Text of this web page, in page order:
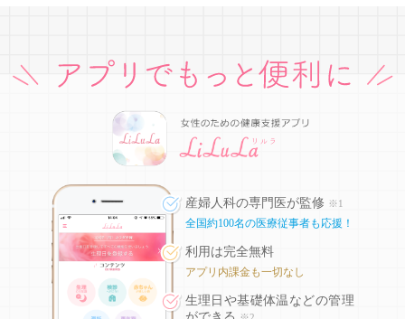
産婦人科の専門医が監修 ※1
全国約100名の医療従事者も応援！
利用は完全無料
アプリ内課金も一切なし
生理日や基礎体温などの管理